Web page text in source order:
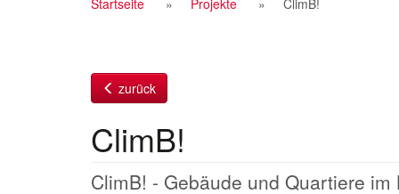
Breadcrumb
zurück
ClimB!
ClimB! - Gebäude und Quartiere im